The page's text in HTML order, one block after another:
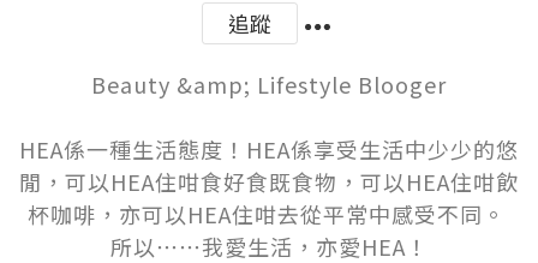
追蹤
Beauty &amp; Lifestyle Blooger
HEA係一種生活態度！HEA係享受生活中少少的悠
閒，可以HEA住咁食好食既食物，可以HEA住咁飲
杯咖啡，亦可以HEA住咁去從平常中感受不同。
所以⋯⋯我愛生活，亦愛HEA！